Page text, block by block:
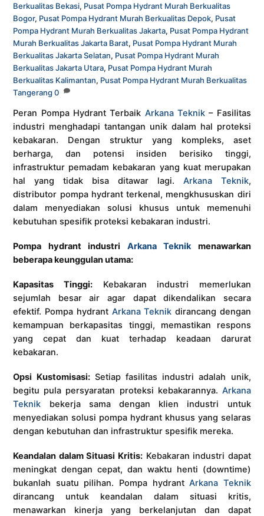
Berkualitas Bekasi, Pusat Pompa Hydrant Murah Berkualitas
Bogor, Pusat Pompa Hydrant Murah Berkualitas Depok, Pusat
Pompa Hydrant Murah Berkualitas Jakarta, Pusat Pompa Hydrant
Murah Berkualitas Jakarta Barat, Pusat Pompa Hydrant Murah
Berkualitas Jakarta Selatan, Pusat Pompa Hydrant Murah
Berkualitas Jakarta Utara, Pusat Pompa Hydrant Murah
Berkualitas Kalimantan, Pusat Pompa Hydrant Murah Berkualitas
Tangerang 0
Peran Pompa Hydrant Terbaik Arkana Teknik– Fasilitas
industri menghadapi tantangan unik dalam hal proteksi
kebakaran. Dengan struktur yang kompleks, aset
berharga, dan potensi insiden berisiko tinggi,
infrastruktur pemadam kebakaran yang kuat merupakan
hal yang tidak bisa ditawar lagi. Arkana Teknik,
distributor pompa hydrant terkenal, mengkhususkan diri
dalam menyediakan solusi khusus untuk memenuhi
kebutuhan spesifik proteksi kebakaran industri.
Pompa hydrant industri Arkana Teknikmenawarkan
beberapa keunggulan utama:
Kapasitas Tinggi:Kebakaran industri memerlukan
sejumlah besar air agar dapat dikendalikan secara
efektif. Pompa hydrant Arkana Teknik dirancang dengan
kemampuan berkapasitas tinggi, memastikan respons
yang cepat dan kuat terhadap keadaan darurat
kebakaran.
Opsi Kustomisasi:Setiap fasilitas industri adalah unik,
begitu pula persyaratan proteksi kebakarannya. Arkana
Teknik bekerja sama dengan klien industri untuk
menyediakan solusi pompa hydrant khusus yang selaras
dengan kebutuhan dan infrastruktur spesifik mereka.
Keandalan dalam Situasi Kritis: Kebakaran industri dapat
meningkat dengan cepat, dan waktu henti (downtime)
bukanlah suatu pilihan. Pompa hydrantArkana Teknik
dirancang untuk keandalan dalam situasi kritis,
menawarkan kinerja yang berkelanjutan dan dapat